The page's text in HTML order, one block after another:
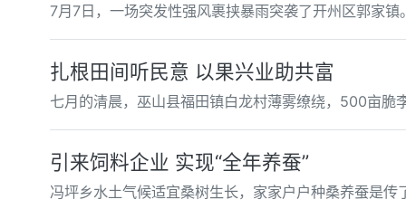
7月7日，一场突发性强风裹挟暴雨突袭了开州区郭家镇
扎根田间听民意 以果兴业助共富
七月的清晨，巫山县福田镇白龙村薄雾缭绕，500亩脆
引来饲料企业 实现“全年养蚕”
冯坪乡水土气候适宜桑树生长，家家户户种桑养蚕是